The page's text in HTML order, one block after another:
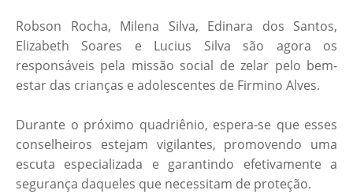
Robson Rocha, Milena Silva, Edinara dos Santos,
Elizabeth Soares e Lucius Silva são agora os
responsáveis pela missão social de zelar pelo bem-
estar das crianças e adolescentes de Firmino Alves.
Durante o próximo quadriênio, espera-se que esses
conselheiros estejam vigilantes, promovendo uma
escuta especializada e garantindo efetivamente a
segurança daqueles que necessitam de proteção.